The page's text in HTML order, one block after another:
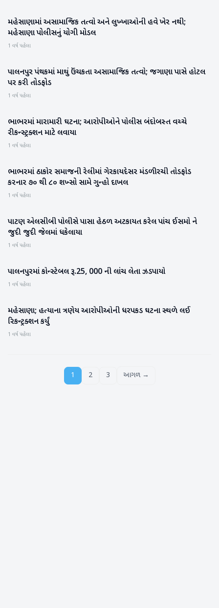
મહેસાણા
મહેસાણામાં અસામાજિક તત્વો અને લુખ્ખાઓની હવે ખેર નથી;
મહેસાણા પોલીસનું યોગી મોડલ
1 વર્ષ પહેલા
બનાસકાંઠા
પાલનપુર પંથકમાં માથું ઉંચકતા અસામાજિક તત્વો; જગાણા પાસે હોટલ
પર કરી તોડફોડ
1 વર્ષ પહેલા
બનાસકાંઠા
ભાભરમાં મારામારી ઘટના; આરોપીઓને પોલીસ બંદોબસ્ત વચ્ચે
રીકન્સ્ટ્રક્શન માટે લવાયા
1 વર્ષ પહેલા
બનાસકાંઠા
ભાભરમાં ઠાકોર સમાજની રેલીમાં ગેરકાયદેસર મંડળી રચી તોડફોડ
કરનાર ૭૦ થી ૮૦ શખ્સો સામે ગુન્હો દાખલ
1 વર્ષ પહેલા
પાટણ
પાટણ એલસીબી પોલીસે પાસા હેઠળ અટકાયત કરેલ પાંચ ઈસમો ને
જુદી જુદી જેલમાં ધકેલાયા
1 વર્ષ પહેલા
બનાસકાંઠા
પાલનપુરમાં કોન્સ્ટેબલ રૂ.25, 000 ની લાંચ લેતા ઝડપાયો
1 વર્ષ પહેલા
મહેસાણા
મહેસાણા; હત્યાના ત્રણેય આરોપીઓની ધરપકડ ઘટના સ્થળે લઈ
રિકન્ટ્રક્શન કર્યું
1 વર્ષ પહેલા
1 2 3 આગળ →